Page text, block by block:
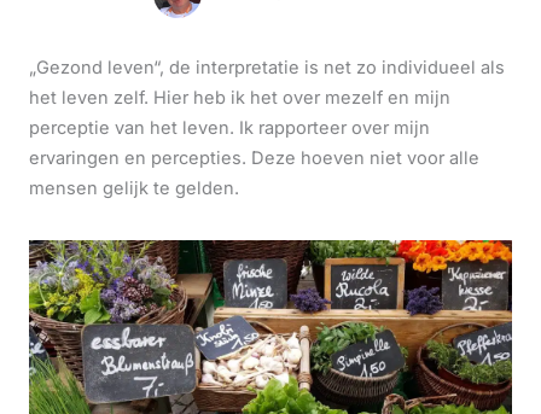
„Gezond leven“, de interpretatie is net zo individueel als
het leven zelf. Hier heb ik het over mezelf en mijn
perceptie van het leven. Ik rapporteer over mijn
ervaringen en percepties. Deze hoeven niet voor alle
mensen gelijk te gelden.